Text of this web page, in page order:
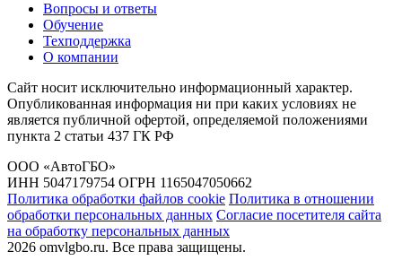
Вопросы и ответы
Обучение
Техподдержка
О компании
Сайт носит исключительно информационный характер.
Опубликованная информация ни при каких условиях не
является публичной офертой, определяемой положениями
пункта 2 статьи 437 ГК РФ
ООО «АвтоГБО»
ИНН 5047179754 ОГРН 1165047050662
Политика обработки файлов cookie Политика в отношении
обработки персональных данных Согласие посетителя сайта
на обработку персональных данных
2026 omvlgbo.ru. Все права защищены.